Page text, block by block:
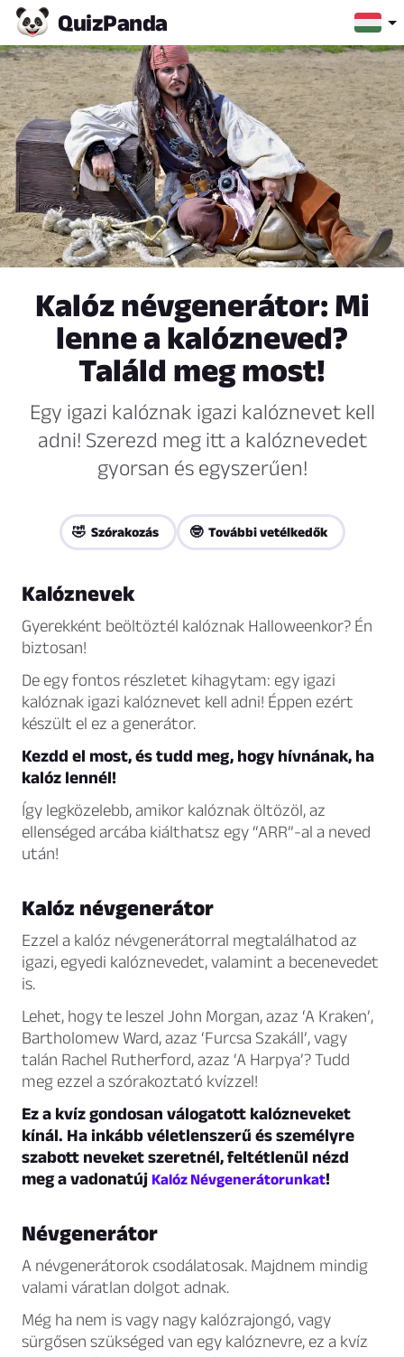
QuizPanda
Kalóz névgenerátor: Mi
lenne a kalózneved?
Találd meg most!
Egy igazi kalóznak igazi kalóznevet kell
adni! Szerezd meg itt a kalóznevedet
gyorsan és egyszerűen!
🤣 Szórakozás 🤓 További vetélkedők
Kalóznevek
Gyerekként beöltöztél kalóznak Halloweenkor? Én
biztosan!
De egy fontos részletet kihagytam: egy igazi
kalóznak igazi kalóznevet kell adni! Éppen ezért
készült el ez a generátor.
Kezdd el most, és tudd meg, hogy hívnának, ha
kalóz lennél!
Így legközelebb, amikor kalóznak öltözöl, az
ellenséged arcába kiálthatsz egy “ARR”-al a neved
után!
Kalóz névgenerátor
Ezzel a kalóz névgenerátorral megtalálhatod az
igazi, egyedi kalóznevedet, valamint a becenevedet
is.
Lehet, hogy te leszel John Morgan, azaz ‘A Kraken’,
Bartholomew Ward, azaz ‘Furcsa Szakáll’, vagy
talán Rachel Rutherford, azaz ‘A Harpya’? Tudd
meg ezzel a szórakoztató kvízzel!
Ez a kvíz gondosan válogatott kalózneveket
kínál. Ha inkább véletlenszerű és személyre
szabott neveket szeretnél, feltétlenül nézd
meg a vadonatúj Kalóz Névgenerátorunkat!
Névgenerátor
A névgenerátorok csodálatosak. Majdnem mindig
valami váratlan dolgot adnak.
Még ha nem is vagy nagy kalózrajongó, vagy
sürgősen szükséged van egy kalóznevre, ez a kvíz